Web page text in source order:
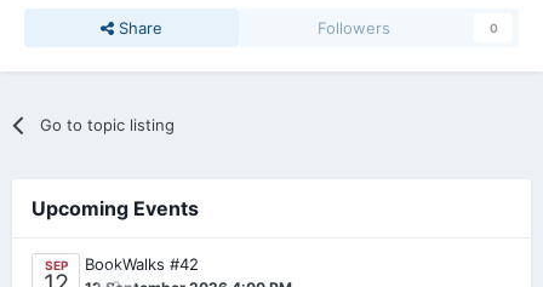
Share Followers 0
Go to topic listing
Upcoming Events
SEP BookWalks #42